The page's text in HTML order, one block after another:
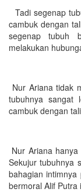
Tadi segenap
cambuk dengan
segenap tubuh
melakukan
Nur Ariana tidak
tubuhnya sangat
cambuk dengan
Nur Ariana
Sekujur tubuhnya
bahagian
bermoral Alif Putra